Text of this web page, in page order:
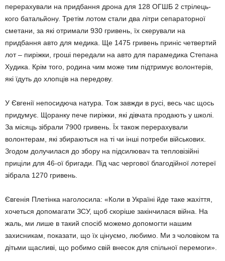
пере­рахували на придбан­ня дрона для 128 ОГШБ 2 стрілець­
кого баталь­йону. Третім лотом стали два літри сепараторної
сметани, за які отримали 930 гривень, їх скеру­вали на
придбання авто для меди­ка. Ще 1475 гривень приніс четвертий
лот – пиріжки, гроші передали на авто для парамедика Сте­пана
Худика. Крім того, родина чим може тим підтримує волонтерів,
які їдуть до хлопців на передову.
У Євгенії непосидюча натура. Тож завжди в русі, весь час щось
приду­мує. Щоранку пече пиріжки, які дівчата продають у школі.
За місяць зібрали 7900 гривень. Їх також пере­рахували
волонтерам, які збирають­ся на ті чи інші потреби військових.
Згодом долучилася до збору на підси­лю­вач та тепловізійні
приціли для 46-ої бригади. Під час чергової благодійної лотереї
зібра­ла 1270 гривень.
Євгенія Плетінка наголосила: «Ко­ли в Україні йде таке жахіття,
хо­четься допомагати ЗСУ, щоб ско­ріше закінчилася війна. На
жаль, ми лише в такий спосіб можемо допомогти нашим
захисникам, по­ка­зати, що їх цінуємо, любимо. Ми з чоловіком та
дітьми щасливі, що робимо свій внесок для спільної перемоги».